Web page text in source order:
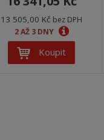
13 505,00 Kč bez DPH
2 AŽ 3 DNY
Koupit